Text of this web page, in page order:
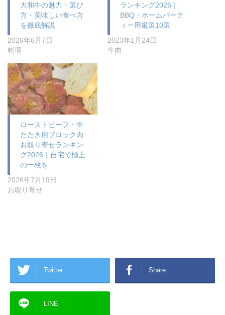
大和牛の魅力・選び
方・美味しい食べ方
を徹底解説
2026年6月7日
料理
ランキング2026｜
BBQ・ホームパーテ
ィー用厳選10選
2023年1月24日
牛肉
ローストビーフ・牛
たたき用ブロック肉
お取り寄せランキン
グ2026｜自宅で極上
の一枚を
2026年7月19日
お取り寄せ
Twitter Share
LINE